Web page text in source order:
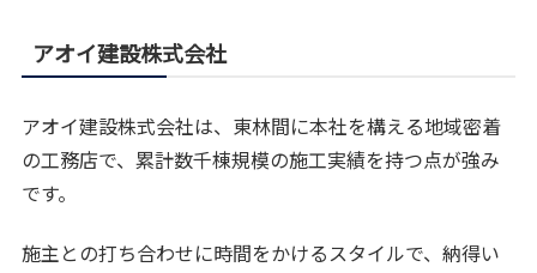
アオイ建設株式会社
アオイ建設株式会社は、東林間に本社を構える地域密着
の工務店で、累計数千棟規模の施工実績を持つ点が強み
です。
施主との打ち合わせに時間をかけるスタイルで、納得い